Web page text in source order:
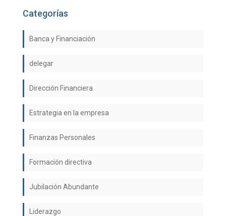
Categorías
Banca y Financiación
delegar
Dirección Financiera
Estrategia en la empresa
Finanzas Personales
Formación directiva
Jubilación Abundante
Liderazgo